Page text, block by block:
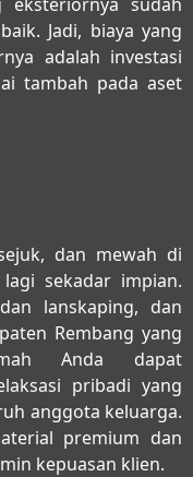
Jadi, biaya yang
adalah investasi
tambah pada aset
dan mewah di
sekadar impian.
lanskaping, dan
Rembang yang
Anda dapat
pribadi yang
anggota keluarga.
premium dan
kepuasan klien.